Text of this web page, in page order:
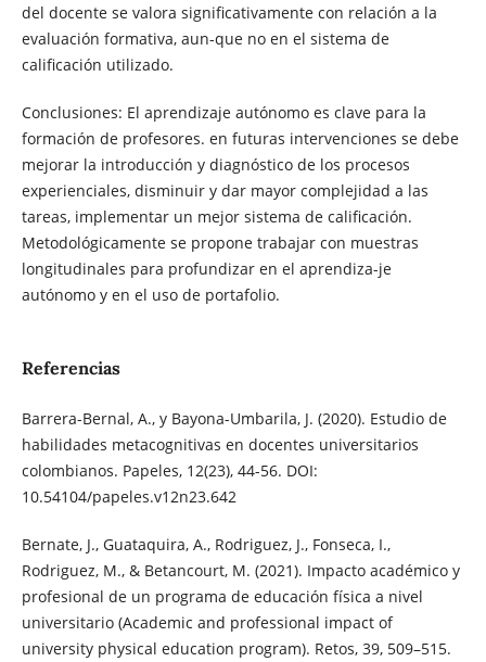
del docente se valora significativamente con relación a la
evaluación formativa, aun-que no en el sistema de
calificación utilizado.
Conclusiones: El aprendizaje autónomo es clave para la
formación de profesores. en futuras intervenciones se debe
mejorar la introducción y diagnóstico de los procesos
experienciales, disminuir y dar mayor complejidad a las
tareas, implementar un mejor sistema de calificación.
Metodológicamente se propone trabajar con muestras
longitudinales para profundizar en el aprendiza-je
autónomo y en el uso de portafolio.
Referencias
Barrera-Bernal, A., y Bayona-Umbarila, J. (2020). Estudio de
habilidades metacognitivas en docentes universitarios
colombianos. Papeles, 12(23), 44-56. DOI:
10.54104/papeles.v12n23.642
Bernate, J., Guataquira, A., Rodriguez, J., Fonseca, I.,
Rodriguez, M., & Betancourt, M. (2021). Impacto académico y
profesional de un programa de educación física a nivel
universitario (Academic and professional impact of
university physical education program). Retos, 39, 509–515.